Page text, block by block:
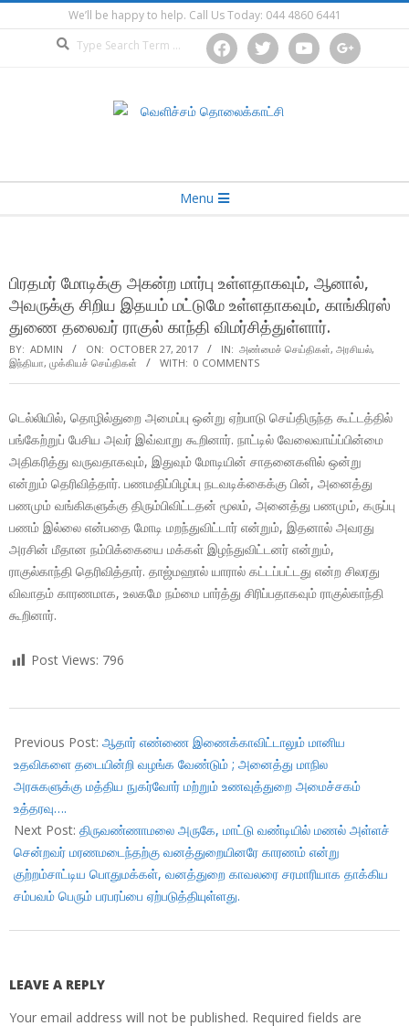
to
We’ll be happy to help. Call Us Today: 044 4860 6441
facebooktwitter youtube google
Menu
பிரதமர் மோடிக்கு அகன்ற மார்பு உள்ளதாகவும், ஆனால்,
அவருக்கு சிறிய இதயம் மட்டுமே உள்ளதாகவும், காங்கிரஸ்
துணை தலைவர் ராகுல் காந்தி விமர்சித்துள்ளார்.
BY: ADMIN ON: OCTOBER 27, 2017 IN: அண்மைச் செய்திகள், அரசியல்,
இந்தியா, முக்கியச் செய்திகள் WITH: 0 COMMENTS
டெல்லியில், தொழில்துறை அமைப்பு ஒன்று ஏற்பாடு செய்திருந்த கூட்டத்தில்
பங்கேற்றுப் பேசிய அவர் இவ்வாறு கூறினார். நாட்டில் வேலைவாய்ப்பின்மை
அதிகரித்து வருவதாகவும், இதுவும் மோடியின் சாதனைகளில் ஒன்று
என்றும் தெரிவித்தார். பணமதிப்பிழப்பு நடவடிக்கைக்கு பின், அனைத்து
பணமும் வங்கிகளுக்கு திரும்பிவிட்டதன் மூலம், அனைத்து பணமும், கருப்பு
பணம் இல்லை என்பதை மோடி மறந்துவிட்டார் என்றும், இதனால் அவரது
அரசின் மீதான நம்பிக்கையை மக்கள் இழந்துவிட்டனர் என்றும்,
ராகுல்காந்தி தெரிவித்தார். தாஜ்மஹால் யாரால் கட்டப்பட்டது என்ற சிலரது
விவாதம் காரணமாக, உலகமே நம்மை பார்த்து சிரிப்பதாகவும் ராகுல்காந்தி
கூறினார்.
Post Views: 796
10-
27
Previous Post: ஆதார் எண்ணை இணைக்காவிட்டாலும் மானிய
உதவிகளை தடையின்றி வழங்க வேண்டும் ; அனைத்து மாநில
அரசுகளுக்கு மத்திய நுகர்வோர் மற்றும் உணவுத்துறை அமைச்சகம்
உத்தரவு….
Next Post: திருவண்ணாமலை அருகே, மாட்டு வண்டியில் மணல் அள்ளச்
சென்றவர் மரணமடைந்தற்கு வனத்துறையினரே காரணம் என்று
குற்றம்சாட்டிய பொதுமக்கள், வனத்துறை காவலரை சரமாரியாக தாக்கிய
சம்பவம் பெரும் பரபரப்பை ஏற்படுத்தியுள்ளது.
LEAVE A REPLY
Your email address will not be published. Required fields are